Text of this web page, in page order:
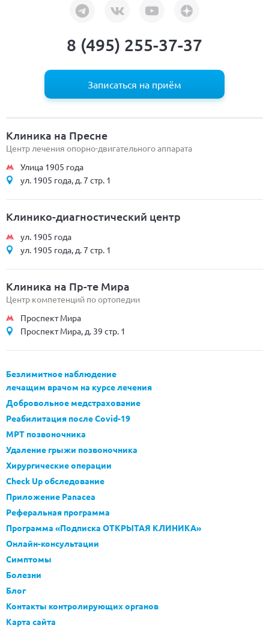
8 (495) 255-37-37
Записаться на приём
Клиника на Пресне
Центр лечения опорно-двигательного аппарата
Улица 1905 года
ул. 1905 года, д. 7 стр. 1
Клинико-диагностический центр
ул. 1905 года
ул. 1905 года, д. 7 стр. 1
Клиника на Пр-те Мира
Центр компетенций по ортопедии
Проспект Мира
Проспект Мира, д. 39 стр. 1
Безлимитное наблюдение
лечащим врачом на курсе лечения
Добровольное медстрахование
Реабилитация после Covid-19
МРТ позвоночника
Удаление грыжи позвоночника
Хирургические операции
Check Up обследование
Приложение Panacea
Реферальная программа
Программа «Подписка ОТКРЫТАЯ КЛИНИКА»
Онлайн-консультации
Симптомы
Болезни
Блог
Контакты контролирующих органов
Карта сайта